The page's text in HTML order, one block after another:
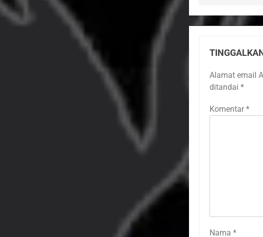
Alamat email
ditandai *
Komentar *
Nama *